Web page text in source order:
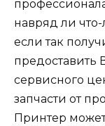
навряд ли
если так
предоставить
сервисного
запчасти от
Принтер